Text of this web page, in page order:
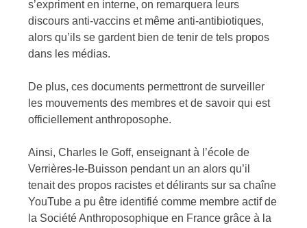
s’expriment en interne, on remarquera leurs
discours anti-vaccins et même anti-antibiotiques,
alors qu’ils se gardent bien de tenir de tels propos
dans les médias.
De plus, ces documents permettront de surveiller
les mouvements des membres et de savoir qui est
officiellement anthroposophe.
Ainsi, Charles le Goff, enseignant à l’école de
Verrières-le-Buisson pendant un an alors qu’il
tenait des propos racistes et délirants sur sa chaîne
YouTube a pu être identifié comme membre actif de
la Société Anthroposophique en France grâce à la